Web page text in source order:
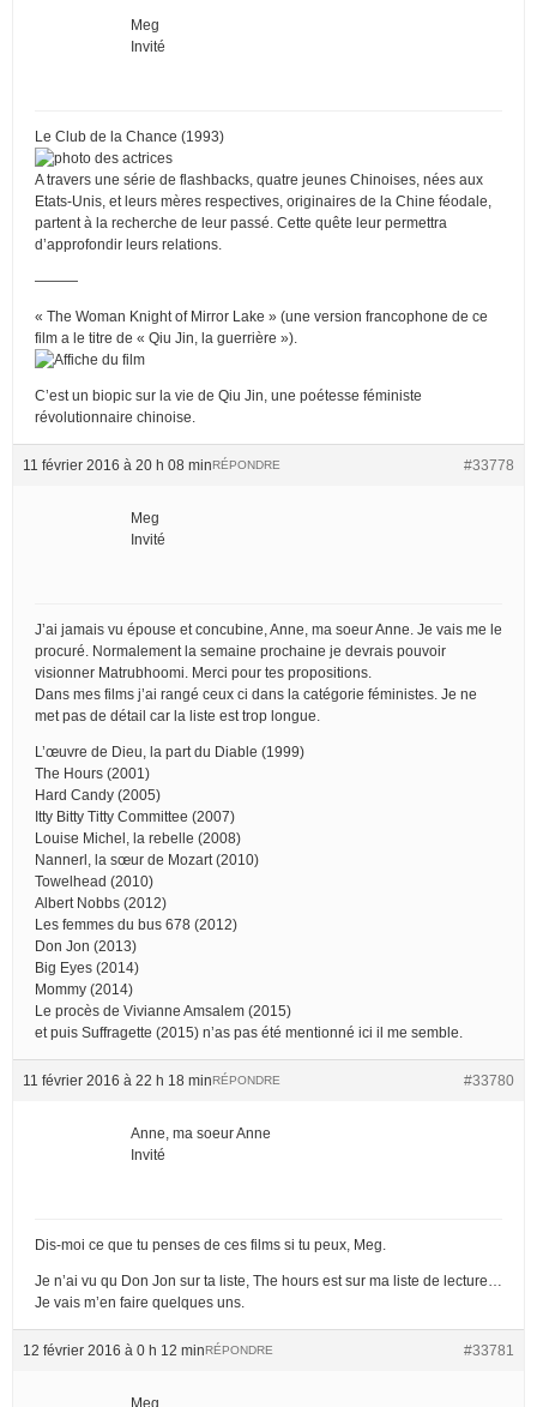
Meg
Invité
Le Club de la Chance (1993)
A travers une série de flashbacks, quatre jeunes Chinoises, nées aux
Etats-Unis, et leurs mères respectives, originaires de la Chine féodale,
partent à la recherche de leur passé. Cette quête leur permettra
d’approfondir leurs relations.
———
« The Woman Knight of Mirror Lake » (une version francophone de ce
film a le titre de « Qiu Jin, la guerrière »).
C’est un biopic sur la vie de Qiu Jin, une poétesse féministe
révolutionnaire chinoise.
11 février 2016 à 20 h 08 min #33778
RÉPONDRE
Meg
Invité
J’ai jamais vu épouse et concubine, Anne, ma soeur Anne. Je vais me le
procuré. Normalement la semaine prochaine je devrais pouvoir
visionner Matrubhoomi. Merci pour tes propositions.
Dans mes films j’ai rangé ceux ci dans la catégorie féministes. Je ne
met pas de détail car la liste est trop longue.
L’œuvre de Dieu, la part du Diable (1999)
The Hours (2001)
Hard Candy (2005)
Itty Bitty Titty Committee (2007)
Louise Michel, la rebelle (2008)
Nannerl, la sœur de Mozart (2010)
Towelhead (2010)
Albert Nobbs (2012)
Les femmes du bus 678 (2012)
Don Jon (2013)
Big Eyes (2014)
Mommy (2014)
Le procès de Vivianne Amsalem (2015)
et puis Suffragette (2015) n’as pas été mentionné ici il me semble.
11 février 2016 à 22 h 18 min #33780
RÉPONDRE
Anne, ma soeur Anne
Invité
Dis-moi ce que tu penses de ces films si tu peux, Meg.
Je n’ai vu qu Don Jon sur ta liste, The hours est sur ma liste de lecture…
Je vais m’en faire quelques uns.
12 février 2016 à 0 h 12 min #33781
RÉPONDRE
Meg